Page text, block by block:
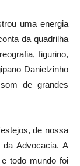
uma energia
da quadrilha
figurino,
Danielzinho
de grandes
de nossa
Advocacia. A
todo mundo foi